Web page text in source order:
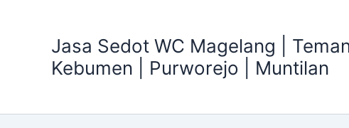
Jasa Sedot WC Magelang |
Kebumen | Purworejo | Muntilan